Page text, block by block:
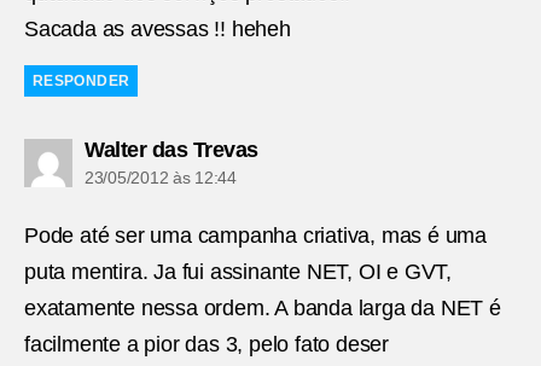
Sacada as avessas !! heheh
RESPONDER
Walter das Trevasdiz:
23/05/2012 às 12:44
Pode até ser uma campanha criativa, mas é uma
puta mentira. Ja fui assinante NET, OI e GVT,
exatamente nessa ordem. A banda larga da NET é
facilmente a pior das 3, pelo fato deser